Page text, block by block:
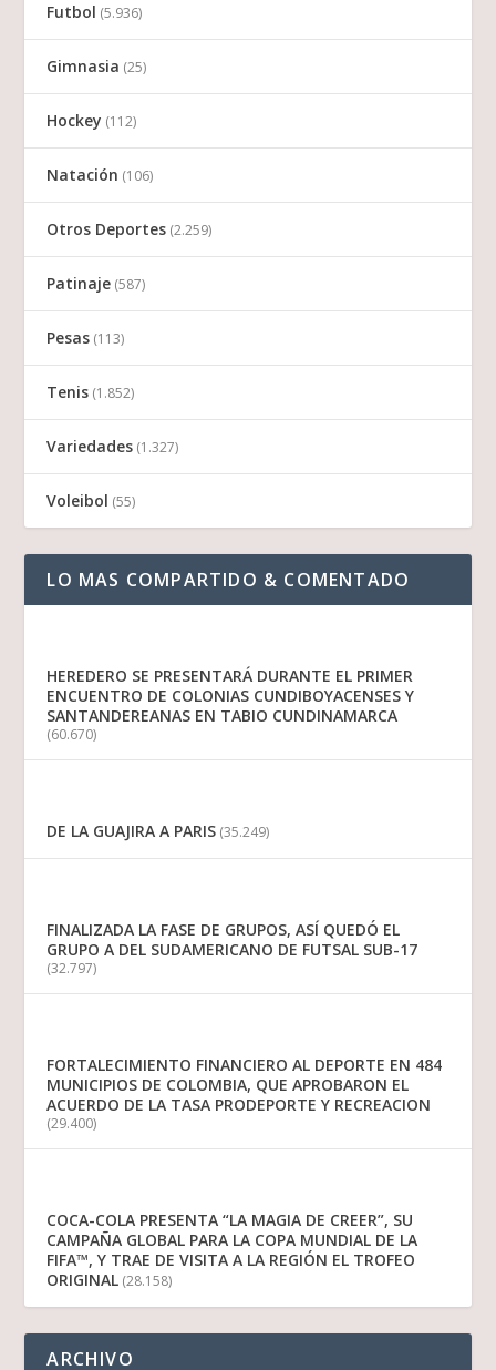
Futbol (5.936)
Gimnasia (25)
Hockey (112)
Natación (106)
Otros Deportes (2.259)
Patinaje (587)
Pesas (113)
Tenis (1.852)
Variedades (1.327)
Voleibol (55)
LO MAS COMPARTIDO & COMENTADO
HEREDERO SE PRESENTARÁ DURANTE EL PRIMER
ENCUENTRO DE COLONIAS CUNDIBOYACENSES Y
SANTANDEREANAS EN TABIO CUNDINAMARCA
(60.670)
DE LA GUAJIRA A PARIS (35.249)
FINALIZADA LA FASE DE GRUPOS, ASÍ QUEDÓ EL
GRUPO A DEL SUDAMERICANO DE FUTSAL SUB-17
(32.797)
FORTALECIMIENTO FINANCIERO AL DEPORTE EN 484
MUNICIPIOS DE COLOMBIA, QUE APROBARON EL
ACUERDO DE LA TASA PRODEPORTE Y RECREACION
(29.400)
COCA-COLA PRESENTA “LA MAGIA DE CREER”, SU
CAMPAÑA GLOBAL PARA LA COPA MUNDIAL DE LA
FIFA™, Y TRAE DE VISITA A LA REGIÓN EL TROFEO
ORIGINAL (28.158)
ARCHIVO